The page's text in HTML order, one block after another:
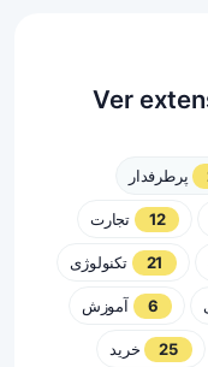
Ver
پرطرفدار
12
تکنولوژی 21
6
خرید 25